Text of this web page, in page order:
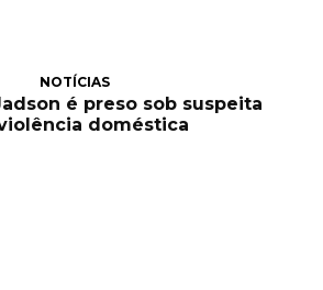
NOTÍCIAS
é preso sob suspeita
doméstica